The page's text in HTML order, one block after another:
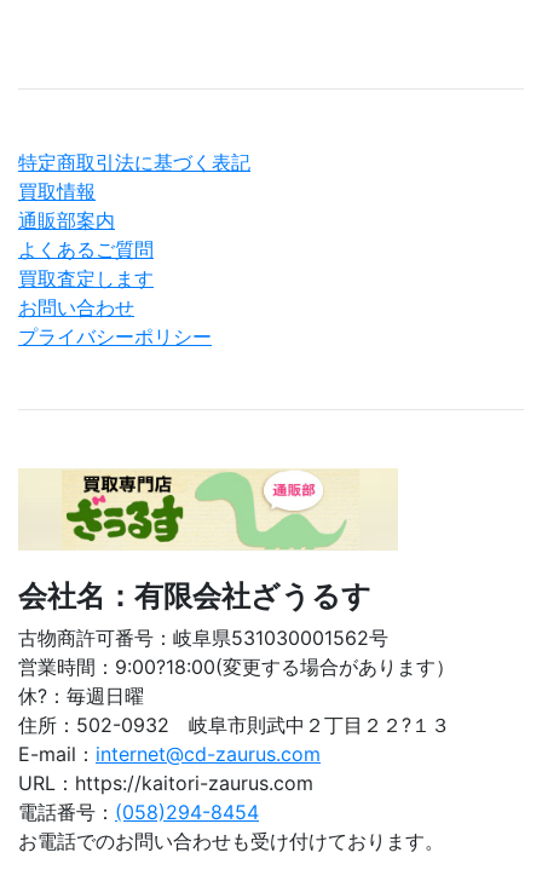
特定商取引法に基づく表記
買取情報
通販部案内
よくあるご質問
買取査定します
お問い合わせ
プライバシーポリシー
会社名：有限会社ざうるす
古物商許可番号：岐阜県531030001562号
営業時間：9:00?18:00(変更する場合があります）
休?：毎週日曜
住所：502-0932 岐阜市則武中２丁目２２?１３
E-mail： internet@cd-zaurus.com
URL：https://kaitori-zaurus.com
電話番号： (058)294-8454
お電話でのお問い合わせも受け付けております。